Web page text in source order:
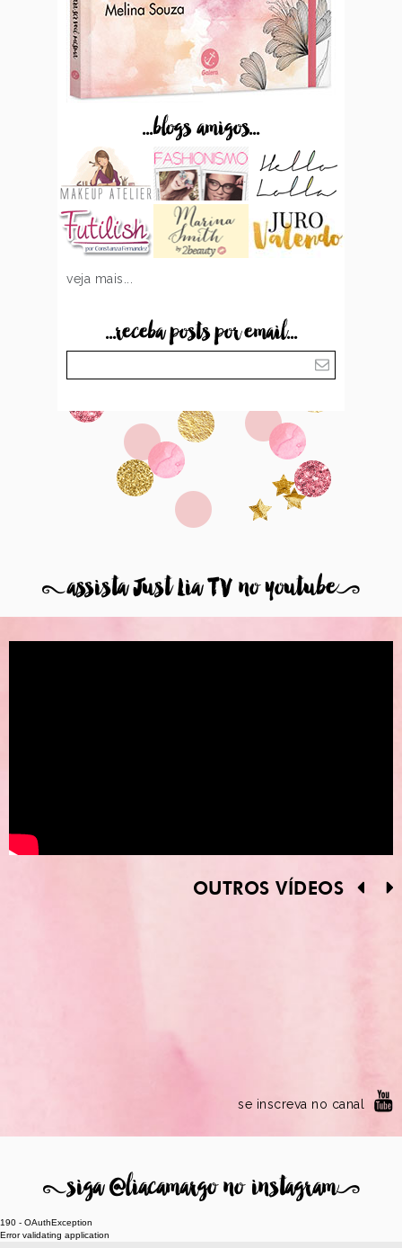
...blogs amigos...
veja mais...
...receba posts por email...
8assista Just Lia TV no youtube9
OUTROS VÍDEOS
se inscreva no canal
8siga @liacamargo no instagram9
190 - OAuthException
Error validating application